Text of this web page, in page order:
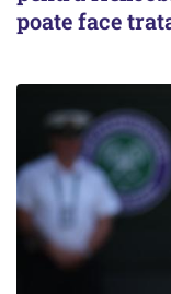
poate face